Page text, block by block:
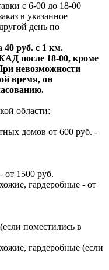
с 6-00 до 18-00
в указанное
день по
40 руб. с 1 км.
после 18-00, кроме
невозможности
время, он
области:
домов от 600 руб. -
1500 руб.
гардеробные - от
поместились в
гардеробные (если